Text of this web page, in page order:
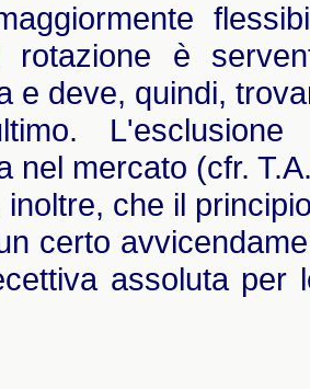
rotazione è
e deve, quindi,
nel mercato (cfr.
che il
certo
assoluta